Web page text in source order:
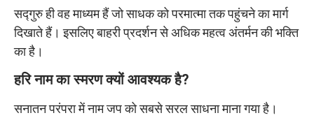
सद्गुरु ही वह माध्यम हैं जो साधक को परमात्मा तक पहुंचने का मार्ग
दिखाते हैं। इसलिए बाहरी प्रदर्शन से अधिक महत्व अंतर्मन की भक्ति
का है।
हरि नाम का स्मरण क्यों आवश्यक है?
सनातन परंपरा में नाम जप को सबसे सरल साधना माना गया है।